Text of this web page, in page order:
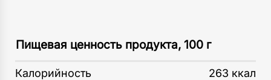
Пищевая ценность продукта, 100 г
Калорийность
263 ккал